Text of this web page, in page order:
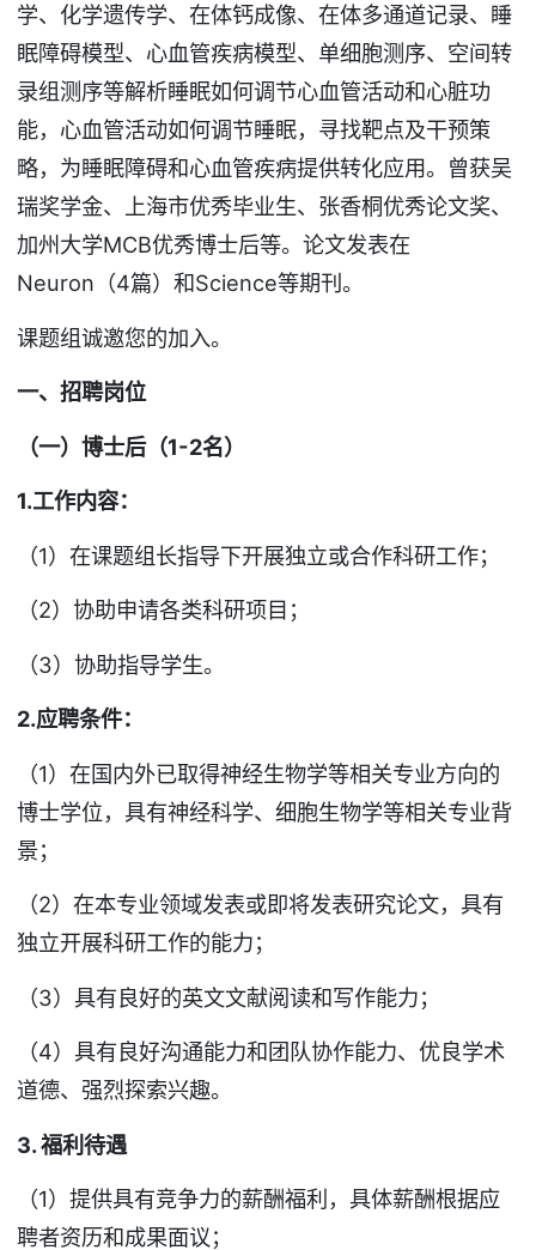
学、化学遗传学、在体钙成像、在体多通道记录、睡
眠障碍模型、心血管疾病模型、单细胞测序、空间转
录组测序等解析睡眠如何调节心血管活动和心脏功
能，心血管活动如何调节睡眠，寻找靶点及干预策
略，为睡眠障碍和心血管疾病提供转化应用。曾获吴
瑞奖学金、上海市优秀毕业生、张香桐优秀论文奖、
加州大学MCB优秀博士后等。论文发表在
Neuron（4篇）和Science等期刊。
课题组诚邀您的加入。
一、招聘岗位
（一）博士后（1-2名）
1.工作内容：
（1）在课题组长指导下开展独立或合作科研工作；
（2）协助申请各类科研项目；
（3）协助指导学生。
2.应聘条件：
（1）在国内外已取得神经生物学等相关专业方向的
博士学位，具有神经科学、细胞生物学等相关专业背
景；
（2）在本专业领域发表或即将发表研究论文，具有
独立开展科研工作的能力；
（3）具有良好的英文文献阅读和写作能力；
（4）具有良好沟通能力和团队协作能力、优良学术
道德、强烈探索兴趣。
3. 福利待遇
（1）提供具有竞争力的薪酬福利，具体薪酬根据应
聘者资历和成果面议；